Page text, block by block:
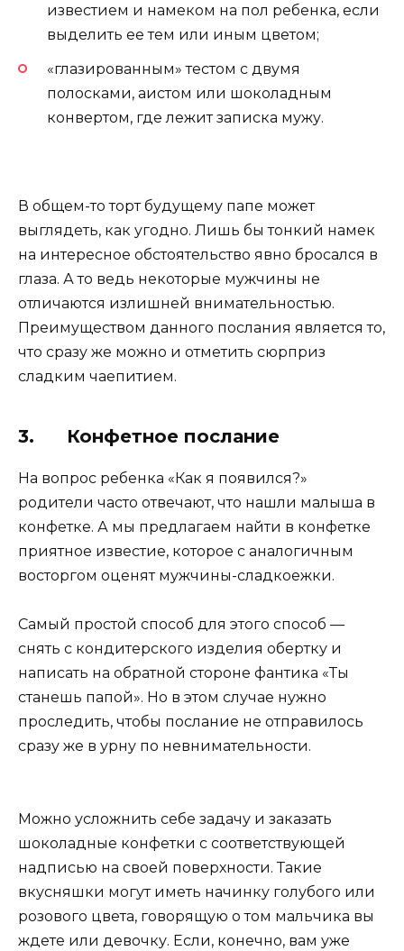
известием и намеком на пол ребенка, если
выделить ее тем или иным цветом;
«глазированным» тестом с двумя
полосками, аистом или шоколадным
конвертом, где лежит записка мужу.
В общем-то торт будущему папе может
выглядеть, как угодно. Лишь бы тонкий намек
на интересное обстоятельство явно бросался в
глаза. А то ведь некоторые мужчины не
отличаются излишней внимательностью.
Преимуществом данного послания является то,
что сразу же можно и отметить сюрприз
сладким чаепитием.
3. Конфетное послание
На вопрос ребенка «Как я появился?»
родители часто отвечают, что нашли малыша в
конфетке. А мы предлагаем найти в конфетке
приятное известие, которое с аналогичным
восторгом оценят мужчины-сладкоежки.
Самый простой способ для этого способ —
снять с кондитерского изделия обертку и
написать на обратной стороне фантика «Ты
станешь папой». Но в этом случае нужно
проследить, чтобы послание не отправилось
сразу же в урну по невнимательности.
Можно усложнить себе задачу и заказать
шоколадные конфетки с соответствующей
надписью на своей поверхности. Такие
вкусняшки могут иметь начинку голубого или
розового цвета, говорящую о том мальчика вы
ждете или девочку. Если, конечно, вам уже